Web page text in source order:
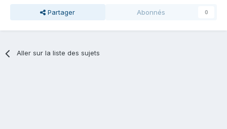
Partager Abonnés 0
Aller sur la liste des sujets